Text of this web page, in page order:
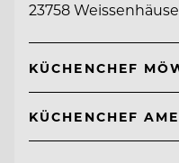
23758
KÜCHENCHEF
KÜCHENCHEF